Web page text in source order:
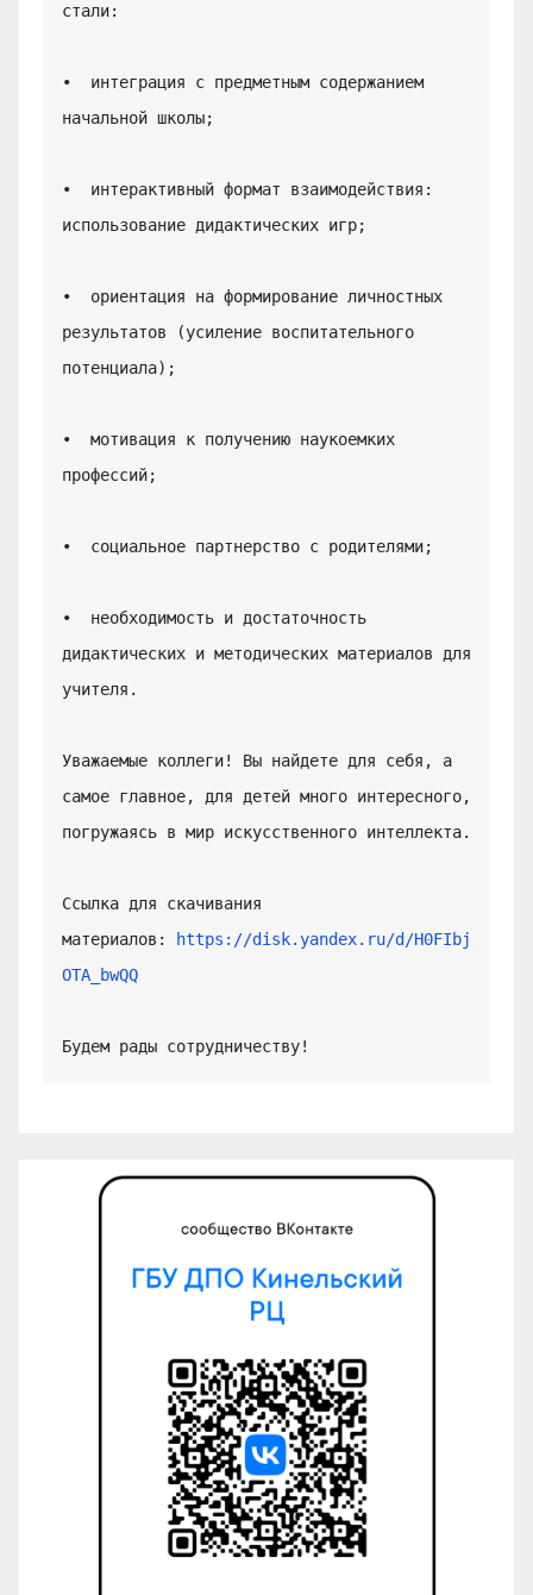
стали:
•  интеграция с предметным содержанием
начальной школы;
•  интерактивный формат взаимодействия:
использование дидактических игр;
•  ориентация на формирование личностных
результатов (усиление воспитательного
потенциала);
•  мотивация к получению наукоемких
профессий;
•  социальное партнерство с родителями;
•  необходимость и достаточность
дидактических и методических материалов для
учителя.
Уважаемые коллеги! Вы найдете для себя, а
самое главное, для детей много интересного,
погружаясь в мир искусственного интеллекта.
Ссылка для скачивания
материалов:
https://disk.yandex.ru/d/H0FIbj
OTA_bwQQ
Будем рады сотрудничеству!